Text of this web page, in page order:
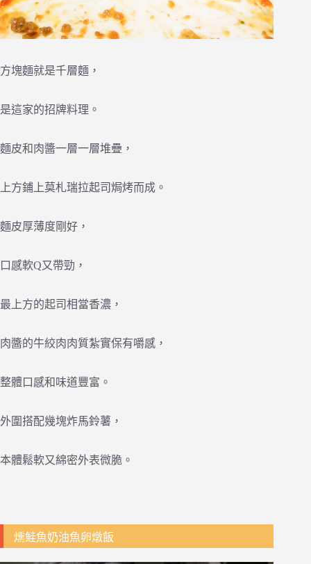
方塊麵就是千層麵，
是這家的招牌料理。
麵皮和肉醬一層一層堆疊，
上方鋪上莫札瑞拉起司焗烤而成。
麵皮厚薄度剛好，
口感軟Q又帶勁，
最上方的起司相當香濃，
肉醬的牛絞肉肉質紮實保有嚼感，
整體口感和味道豐富。
外圍搭配幾塊炸馬鈴薯，
本體鬆軟又綿密外表微脆。
燻鮭魚奶油魚卵燉飯